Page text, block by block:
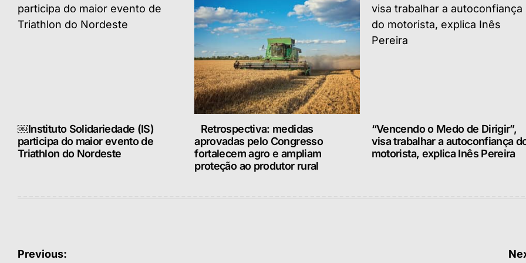
￼Instituto Solidariedade (IS)
participa do maior evento de
Triathlon do Nordeste
Retrospectiva: medidas
aprovadas pelo Congresso
fortalecem agro e ampliam
proteção ao produtor rural
“Vencendo o Medo de Dirigir”,
visa trabalhar a autoconfiança
motorista, explica Inês Pereira
Navegação
Previous: